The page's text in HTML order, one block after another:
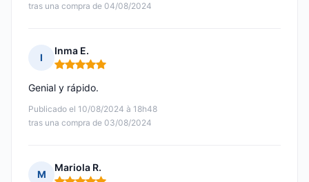
tras una compra de 04/08/2024
I
Inma E.
Nota: 5 de 5
Publicado el 10/08/2024 à 18h48
tras una compra de 03/08/2024
Genial y rápido.
M
Mariola R.